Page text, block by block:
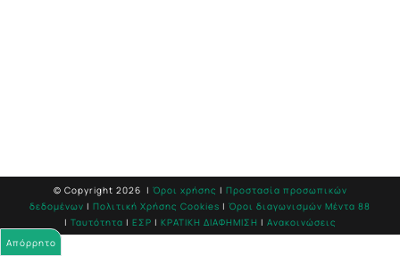
© Copyright 2026 | Όροι χρήσης | Προστασία προσωπικών
δεδομένων | Πολιτική Χρήσης Cookies | Όροι διαγωνισμών Mέντα 88
| Ταυτότητα | ΕΣΡ | ΚΡΑΤΙΚΗ ΔΙΑΦΗΜΙΣΗ | Ανακοινώσεις
Απόρρητο